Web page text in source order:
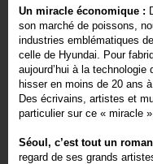
Un miracle économique :
son marché de poissons,
industries emblématiques
celle de Hyundai. Pour
aujourd’hui à la
hisser en moins de 20 ans
Des écrivains, artistes et
particulier sur ce « miracle
Séoul, c’est tout un
regard de ses grands